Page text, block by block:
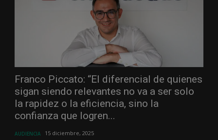
Franco Piccato: “El diferencial de quienes
sigan siendo relevantes no va a ser solo
la rapidez o la eficiencia, sino la
confianza que logren...
AUDIENCIA 15 diciembre, 2025